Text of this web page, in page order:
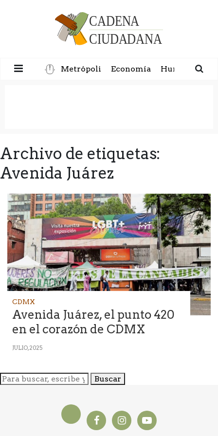
Metrópoli Economía Humanidad
Archivo de etiquetas:
Avenida Juárez
CDMX
Avenida Juárez, el punto 420
en el corazón de CDMX
JULIO, 2025
Buscar